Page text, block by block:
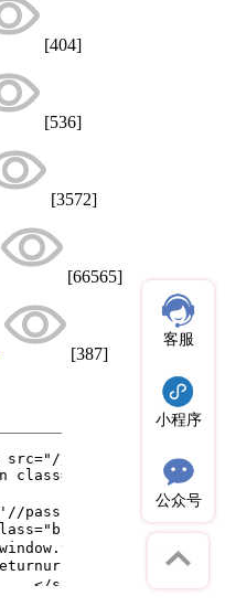
[404]
[536]
[3572]
[66565]
[387]
客服
小程序
公众号